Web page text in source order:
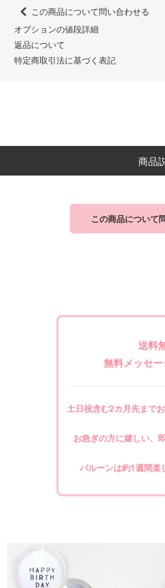
この商品について問い合わせる
オプションの値段詳細
返品について
特定商取引法に基づく表記
商品
この商品について
送料
無料メッセ
土日祝含む2カ月先まで
お急ぎの方に嬉しい、
バルーンは約1週間楽